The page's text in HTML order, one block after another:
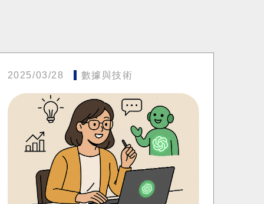
2025/03/28 數據與技術